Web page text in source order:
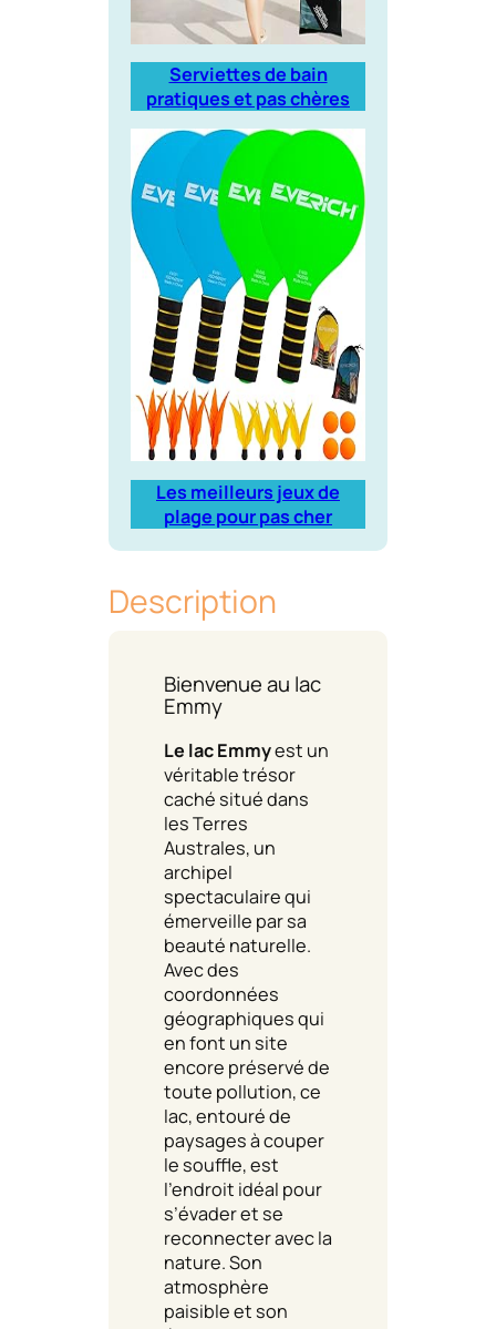
Serviettes de bain
pratiques et pas chères
Les meilleurs jeux de
plage pour pas cher
Description
Bienvenue au lac
Emmy
Le lac Emmyest un
véritable trésor
caché situé dans
les Terres
Australes, un
archipel
spectaculaire qui
émerveille par sa
beauté naturelle.
Avec des
coordonnées
géographiques qui
en font un site
encore préservé de
toute pollution, ce
lac, entouré de
paysages à couper
le souffle, est
l’endroit idéal pour
s’évader et se
reconnecter avec la
nature. Son
atmosphère
paisible et son